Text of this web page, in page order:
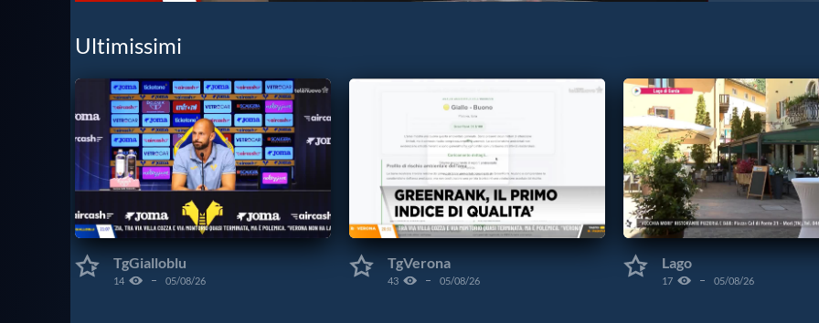
Ultimissimi
TgGialloblu
14 05/08/26
TgVerona
43 05/08/26
Lago
17 05/08/26